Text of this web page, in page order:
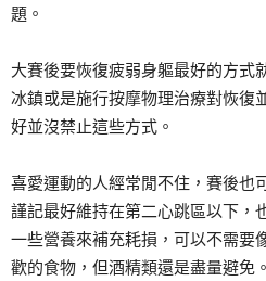
題。
大賽後要恢復疲弱身軀最好的方式
冰鎮或是施行按摩物理治療對恢復
好並沒禁止這些方式。
喜愛運動的人經常閒不住，賽後也
謹記最好維持在第二心跳區以下，
一些營養來補充耗損，可以不需要
歡的食物，但酒精類還是盡量避免